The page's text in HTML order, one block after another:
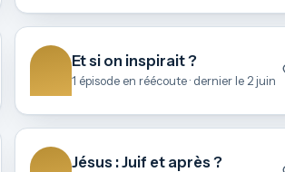
Et si on inspirait ?
1 épisode en réécoute · dernier le 2 juin
Jésus : Juif et après ?